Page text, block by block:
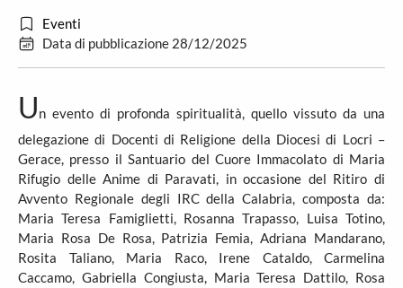
Eventi
Data di pubblicazione 28/12/2025
Un evento di profonda spiritualità, quello vissuto da una
delegazione di Docenti di Religione della Diocesi di Locri –
Gerace, presso il Santuario del Cuore Immacolato di Maria
Rifugio delle Anime di Paravati, in occasione del Ritiro di
Avvento Regionale degli IRC della Calabria, composta da:
Maria Teresa Famiglietti, Rosanna Trapasso, Luisa Totino,
Maria Rosa De Rosa, Patrizia Femia, Adriana Mandarano,
Rosita Taliano, Maria Raco, Irene Cataldo, Carmelina
Caccamo, Gabriella Congiusta, Maria Teresa Dattilo, Rosa